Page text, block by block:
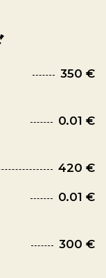
350 €
0.01 €
420 €
0.01 €
300 €